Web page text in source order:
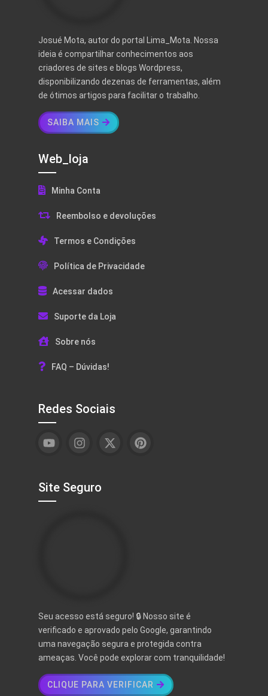
Josué Mota, autor do portal Lima_Mota. Nossa
ideia é compartilhar conhecimentos aos
criadores de sites e blogs Wordpress,
disponibilizando dezenas de ferramentas, além
de ótimos artigos para facilitar o trabalho.
SAIBA MAIS
Web_loja
Minha Conta
Reembolso e devoluções
Termos e Condições
Política de Privacidade
Acessar dados
Suporte da Loja
Sobre nós
FAQ – Dúvidas!
Redes Sociais
Site Seguro
Seu acesso está seguro! 🔒 Nosso site é
verificado e aprovado pelo Google, garantindo
uma navegação segura e protegida contra
ameaças. Você pode explorar com tranquilidade!
CLIQUE PARA VERIFICAR